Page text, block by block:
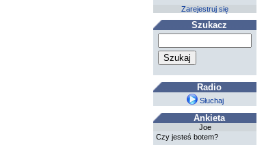
Zarejestruj się
Szukacz
Radio
Słuchaj
Ankieta
Joe
Czy jesteś botem?